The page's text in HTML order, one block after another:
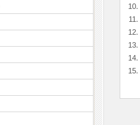
10.
11.
12.
13.
14.
15.